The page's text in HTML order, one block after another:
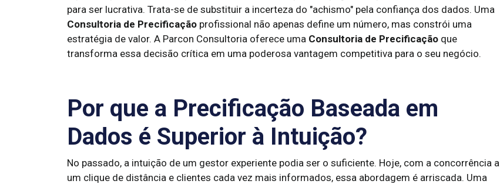
para ser lucrativa. Trata-se de substituir a incerteza do "achismo" pela confiança dos dados. Uma
Consultoria de Precificação profissional não apenas define um número, mas constrói uma
estratégia de valor. A Parcon Consultoria oferece uma Consultoria de Precificação que
transforma essa decisão crítica em uma poderosa vantagem competitiva para o seu negócio.
Por que a Precificação Baseada em
Dados é Superior à Intuição?
No passado, a intuição de um gestor experiente podia ser o suficiente. Hoje, com a concorrência a
um clique de distância e clientes cada vez mais informados, essa abordagem é arriscada. Uma